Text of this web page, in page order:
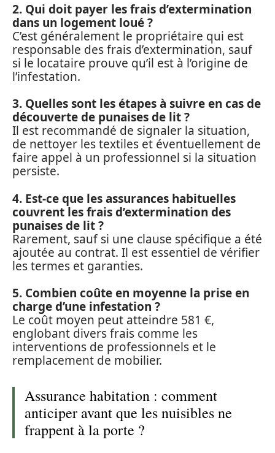
2. Qui doit payer les frais d’extermination
dans un logement loué ?
C’est généralement le propriétaire qui est
responsable des frais d’extermination, sauf
si le locataire prouve qu’il est à l’origine de
l’infestation.
3. Quelles sont les étapes à suivre en cas de
découverte de punaises de lit ?
Il est recommandé de signaler la situation,
de nettoyer les textiles et éventuellement de
faire appel à un professionnel si la situation
persiste.
4. Est-ce que les assurances habituelles
couvrent les frais d’extermination des
punaises de lit ?
Rarement, sauf si une clause spécifique a été
ajoutée au contrat. Il est essentiel de vérifier
les termes et garanties.
5. Combien coûte en moyenne la prise en
charge d’une infestation ?
Le coût moyen peut atteindre 581 €,
englobant divers frais comme les
interventions de professionnels et le
remplacement de mobilier.
Assurance habitation : comment
anticiper avant que les nuisibles ne
frappent à la porte ?